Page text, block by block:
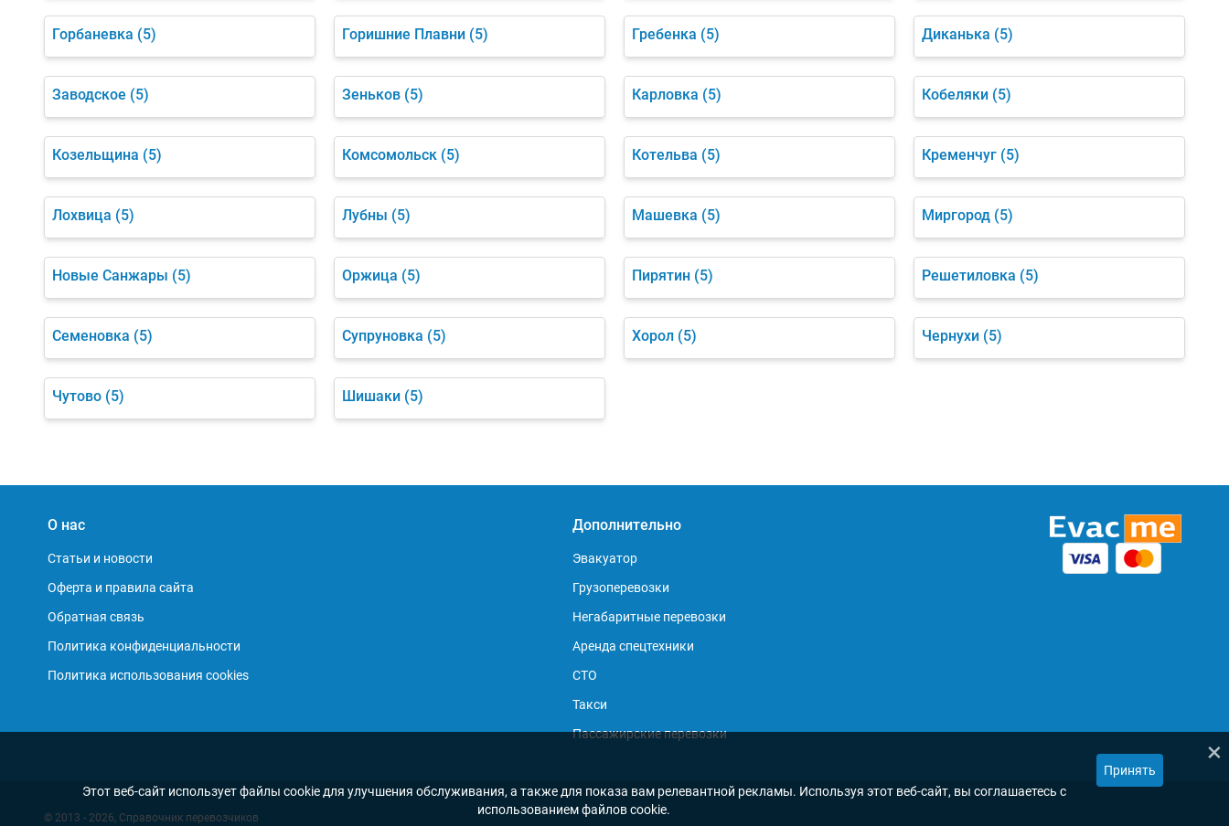
Горбаневка (5) Горишние Плавни (5) Гребенка (5) Диканька (5)
Заводское (5) Зеньков (5) Карловка (5) Кобеляки (5)
Козельщина (5) Комсомольск (5) Котельва (5) Кременчуг (5)
Лохвица (5) Лубны (5) Машевка (5) Миргород (5)
Новые Санжары (5) Оржица (5) Пирятин (5) Решетиловка (5)
Семеновка (5) Супруновка (5) Хорол (5) Чернухи (5)
Чутово (5) Шишаки (5)
О нас
Статьи и новости
Оферта и правила сайта
Обратная связь
Политика конфиденциальности
Политика использования cookies
Дополнительно
Эвакуатор
Грузоперевозки
Негабаритные перевозки
Аренда спецтехники
СТО
Такси
Пассажирские перевозки
© 2013 - 2026, Справочник перевозчиков
×
Этот веб-сайт использует файлы cookie для улучшения обслуживания, а также для показа вам релевантной рекламы. Используя этот веб-сайт, вы соглашаетесь с
использованием файлов cookie.
Принять